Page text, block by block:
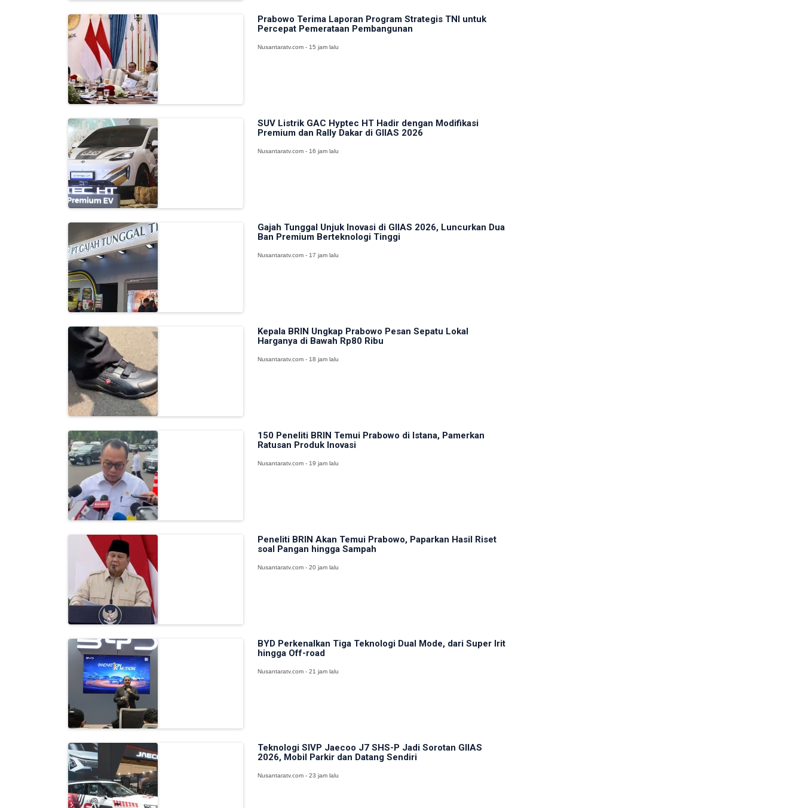
Prabowo Terima Laporan Program Strategis TNI untuk
Percepat Pemerataan Pembangunan
Nusantaratv.com - 15 jam lalu
SUV Listrik GAC Hyptec HT Hadir dengan Modifikasi
Premium dan Rally Dakar di GIIAS 2026
Nusantaratv.com - 16 jam lalu
Gajah Tunggal Unjuk Inovasi di GIIAS 2026, Luncurkan Dua
Ban Premium Berteknologi Tinggi
Nusantaratv.com - 17 jam lalu
Kepala BRIN Ungkap Prabowo Pesan Sepatu Lokal
Harganya di Bawah Rp80 Ribu
Nusantaratv.com - 18 jam lalu
150 Peneliti BRIN Temui Prabowo di Istana, Pamerkan
Ratusan Produk Inovasi
Nusantaratv.com - 19 jam lalu
Peneliti BRIN Akan Temui Prabowo, Paparkan Hasil Riset
soal Pangan hingga Sampah
Nusantaratv.com - 20 jam lalu
BYD Perkenalkan Tiga Teknologi Dual Mode, dari Super Irit
hingga Off-road
Nusantaratv.com - 21 jam lalu
Teknologi SIVP Jaecoo J7 SHS-P Jadi Sorotan GIIAS
2026, Mobil Parkir dan Datang Sendiri
Nusantaratv.com - 23 jam lalu